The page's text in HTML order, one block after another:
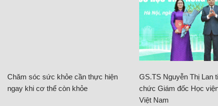
Chăm sóc sức khỏe cần thực hiện
ngay khi cơ thể còn khỏe
GS.TS Nguyễn Thị Lan
chức Giám đốc Học
Việt Nam